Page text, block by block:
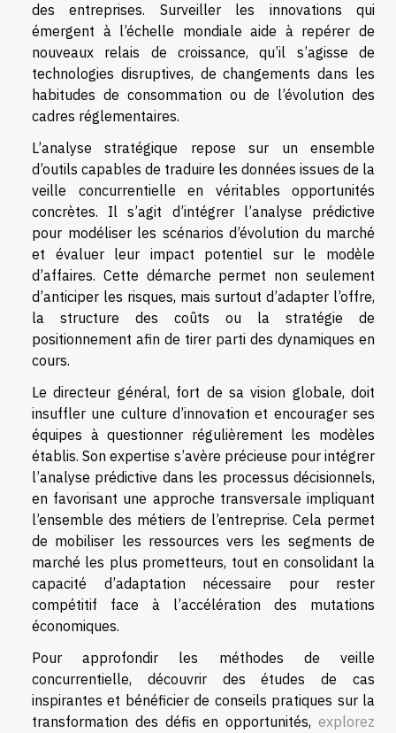
des entreprises. Surveiller les innovations qui
émergent à l’échelle mondiale aide à repérer de
nouveaux relais de croissance, qu’il s’agisse de
technologies disruptives, de changements dans les
habitudes de consommation ou de l’évolution des
cadres réglementaires.
L’analyse stratégique repose sur un ensemble
d’outils capables de traduire les données issues de la
veille concurrentielle en véritables opportunités
concrètes. Il s’agit d’intégrer l’analyse prédictive
pour modéliser les scénarios d’évolution du marché
et évaluer leur impact potentiel sur le modèle
d’affaires. Cette démarche permet non seulement
d’anticiper les risques, mais surtout d’adapter l’offre,
la structure des coûts ou la stratégie de
positionnement afin de tirer parti des dynamiques en
cours.
Le directeur général, fort de sa vision globale, doit
insuffler une culture d’innovation et encourager ses
équipes à questionner régulièrement les modèles
établis. Son expertise s’avère précieuse pour intégrer
l’analyse prédictive dans les processus décisionnels,
en favorisant une approche transversale impliquant
l’ensemble des métiers de l’entreprise. Cela permet
de mobiliser les ressources vers les segments de
marché les plus prometteurs, tout en consolidant la
capacité d’adaptation nécessaire pour rester
compétitif face à l’accélération des mutations
économiques.
Pour approfondir les méthodes de veille
concurrentielle, découvrir des études de cas
inspirantes et bénéficier de conseils pratiques sur la
transformation des défis en opportunités, explorez